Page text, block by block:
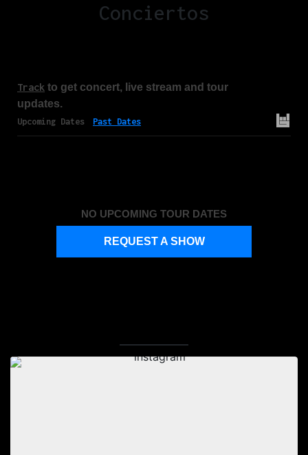
Conciertos
Track to get concert, live stream and tour
updates.
Upcoming Dates Past Dates
NO UPCOMING TOUR DATES
REQUEST A SHOW